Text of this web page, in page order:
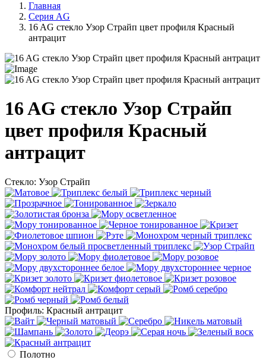
Главная
Серия AG
16 AG стекло Узор Страйп цвет профиля Красный
антрацит
16 AG стекло Узор Страйп
цвет профиля Красный
антрацит
Стекло: Узор Страйп
Профиль: Красный антрацит
Полотно